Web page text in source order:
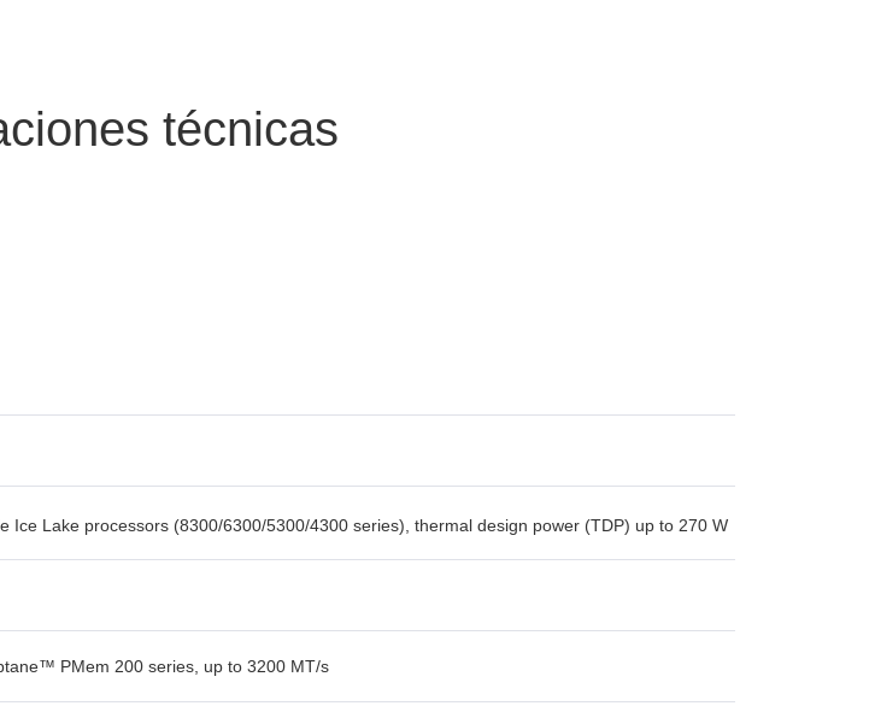
técnicas
Ice Lake processors (8300/6300/5300/4300 series), thermal design power (TDP) up to 270 W
PMem 200 series, up to 3200 MT/s